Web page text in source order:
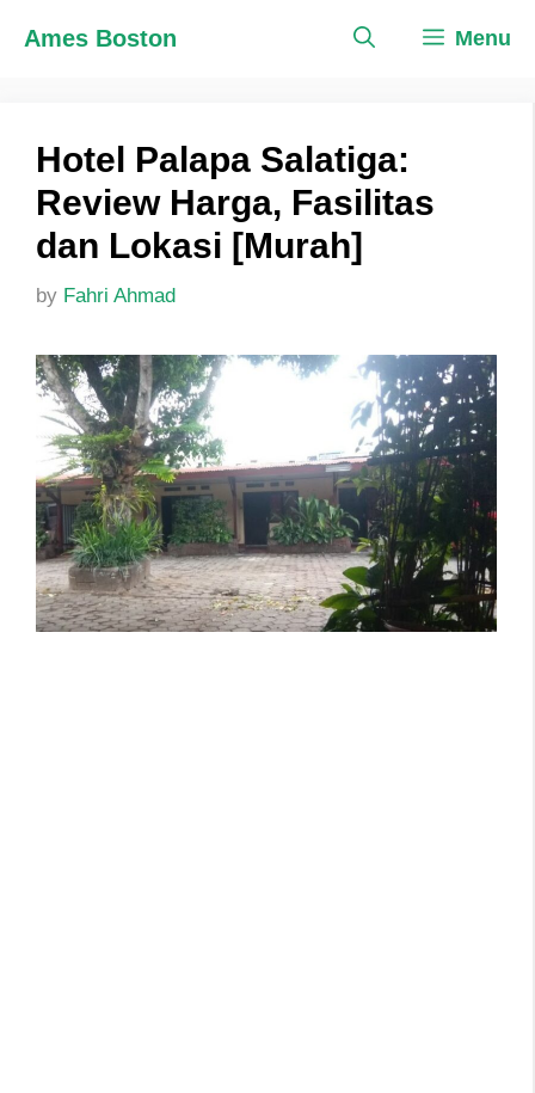
Ames Boston Menu
Hotel Palapa Salatiga:
Review Harga, Fasilitas
dan Lokasi [Murah]
by Fahri Ahmad